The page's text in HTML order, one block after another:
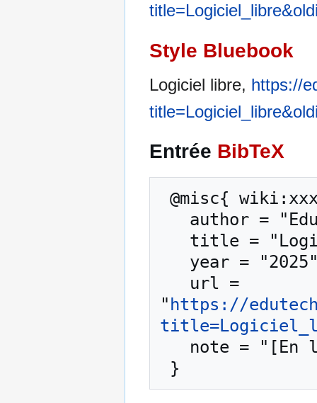
Style Bluebook
Logiciel libre, https://
Entrée BibTeX
" https://